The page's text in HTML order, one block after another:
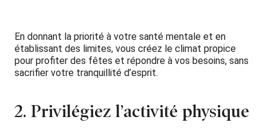
En donnant la priorité à votre santé mentale et en
établissant des limites, vous créez le climat propice
pour profiter des fêtes et répondre à vos besoins, sans
sacrifier votre tranquillité d’esprit.
2. Privilégiez l’activité physique